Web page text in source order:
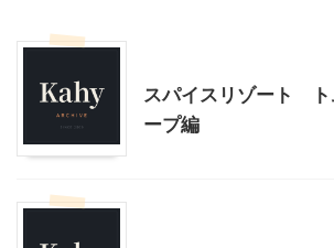
スパイスリゾート ト
ープ編